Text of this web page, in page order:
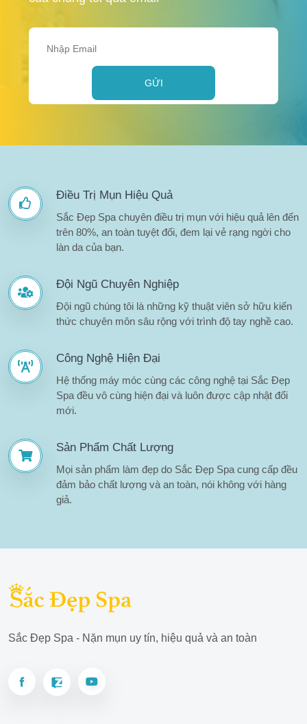
GỬI
Điều Trị Mụn Hiệu Quả
Sắc Đẹp Spa chuyên điều trị mụn với hiệu quả lên đến
trên 80%, an toàn tuyệt đối, đem lại vẻ rạng ngời cho
làn da của bạn.
Đội Ngũ Chuyên Nghiệp
Đội ngũ chúng tôi là những kỹ thuật viên sở hữu kiến
thức chuyên môn sâu rộng với trình độ tay nghề cao.
Công Nghệ Hiện Đại
Hệ thống máy móc cùng các công nghệ tại Sắc Đẹp
Spa đều vô cùng hiện đại và luôn được cập nhật đổi
mới.
Sản Phẩm Chất Lượng
Mọi sản phẩm làm đẹp do Sắc Đẹp Spa cung cấp đều
đảm bảo chất lượng và an toàn, nói không với hàng
giả.
Sắc Đẹp Spa - Nặn mụn uy tín, hiệu quả và an toàn